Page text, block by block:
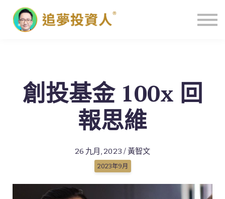
主頁
創投基金 100x 回
報思維
26 九月, 2023 / 黃智文
2023年9月